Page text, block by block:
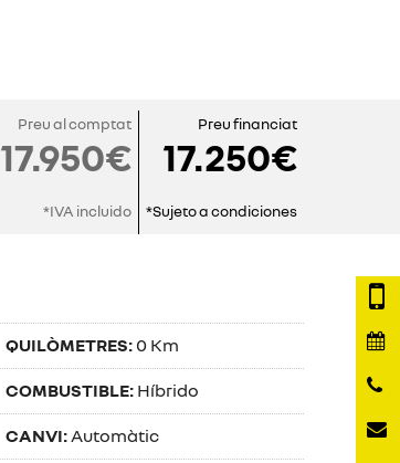
Preu al comptat
17.950€
*IVA incluido
Preu financiat
17.250€
*Sujeto a condiciones
QUILÒMETRES: 0 Km
COMBUSTIBLE: Híbrido
CANVI:Automàtic